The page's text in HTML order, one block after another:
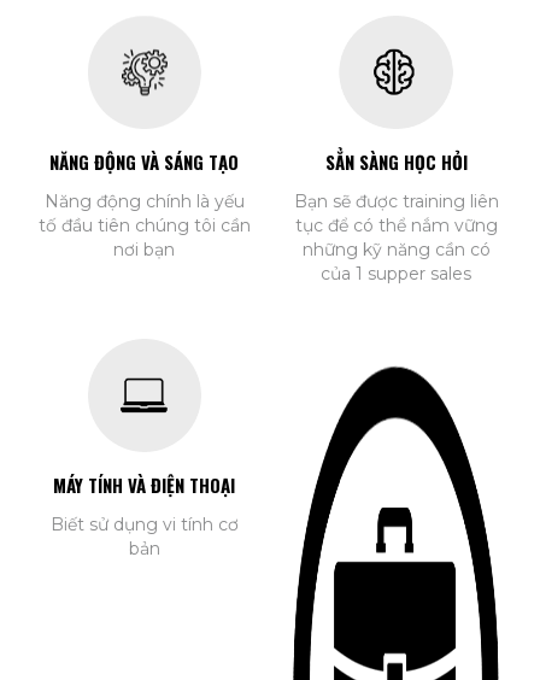
NĂNG ĐỘNG VÀ SÁNG TẠO
Năng động chính là yếu
tố đầu tiên chúng tôi cần
nơi bạn
SẲN SÀNG HỌC HỎI
Bạn sẽ được training liên
tục để có thể nắm vững
những kỹ năng cần có
của 1 supper sales
MÁY TÍNH VÀ ĐIỆN THOẠI
Biết sử dụng vi tính cơ
bản